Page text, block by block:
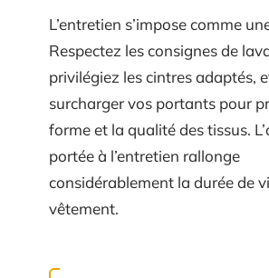
L’entretien s’impose comme
Respectez les consignes de
privilégiez les cintres adaptés,
surcharger vos portants pour
forme et la qualité des tissus.
portée à l’entretien rallonge
considérablement la durée de
vêtement.